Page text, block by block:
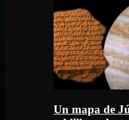
Un mapa de